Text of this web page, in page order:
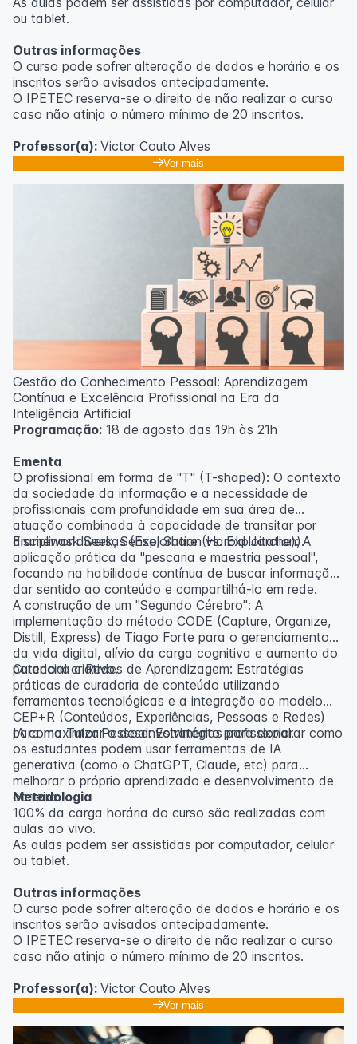
ou tablet.
Outras informações
O curso pode sofrer alteração de dados e horário e os
inscritos serão avisados ​​antecipadamente.
O IPETEC reserva-se o direito de não realizar o curso
caso não atinja o número mínimo de 20 inscritos.
Professor(a): Victor Couto Alves
Ver mais
Gestão do Conhecimento Pessoal: Aprendizagem
Contínua e Excelência Profissional na Era da
Inteligência Artificial
Programação: 18 de agosto das 19h às 21h
Ementa
O profissional em forma de "T" (T-shaped): O contexto
da sociedade da informação e a necessidade de
profissionais com profundidade em sua área de
atuação combinada à capacidade de transitar por
disciplinas diversas (Exploration vs. Exploitation).
Framework Seek, Sense, Share (Harold Jarche): A
aplicação prática da "pescaria e maestria pessoal",
focando na habilidade contínua de buscar informação,
dar sentido ao conteúdo e compartilhá-lo em rede.
A construção de um "Segundo Cérebro": A
implementação do método CODE (Capture, Organize,
Distill, Express) de Tiago Forte para o gerenciamento
da vida digital, alívio da carga cognitiva e aumento do
potencial criativo.
Curadoria e Redes de Aprendizagem: Estratégias
práticas de curadoria de conteúdo utilizando
ferramentas tecnológicas e a integração ao modelo
CEP+R (Conteúdos, Experiências, Pessoas e Redes)
para maximizar o desenvolvimento profissional.
IA como Tutor Pessoal: Estratégias para explorar como
os estudantes podem usar ferramentas de IA
generativa (como o ChatGPT, Claude, etc) para
melhorar o próprio aprendizado e desenvolvimento de
carreira.
Metodologia
100% da carga horária do curso são realizadas com
aulas ao vivo.
As aulas podem ser assistidas por computador, celular
ou tablet.
Outras informações
O curso pode sofrer alteração de dados e horário e os
inscritos serão avisados ​​antecipadamente.
O IPETEC reserva-se o direito de não realizar o curso
caso não atinja o número mínimo de 20 inscritos.
Professor(a): Victor Couto Alves
Ver mais